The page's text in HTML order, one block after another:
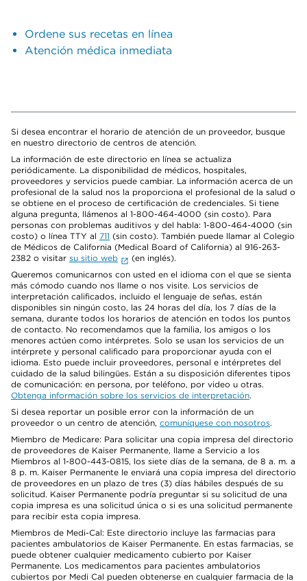
Ordene sus recetas en línea
Atención médica inmediata
Si desea encontrar el horario de atención de un proveedor, busque
en nuestro directorio de centros de atención.
La información de este directorio en línea se actualiza
periódicamente. La disponibilidad de médicos, hospitales,
proveedores y servicios puede cambiar. La información acerca de un
profesional de la salud nos la proporciona el profesional de la salud o
se obtiene en el proceso de certificación de credenciales. Si tiene
alguna pregunta, llámenos al 1-800-464-4000 (sin costo). Para
personas con problemas auditivos y del habla: 1-800-464-4000 (sin
costo) o línea TTY al 711 (sin costo). También puede llamar al Colegio
de Médicos de California (Medical Board of California) al 916-263-
2382 o visitar su sitio web
(en inglés).
Queremos comunicarnos con usted en el idioma con el que se sienta
más cómodo cuando nos llame o nos visite. Los servicios de
interpretación calificados, incluido el lenguaje de señas, están
disponibles sin ningún costo, las 24 horas del día, los 7 días de la
semana, durante todos los horarios de atención en todos los puntos
de contacto. No recomendamos que la familia, los amigos o los
menores actúen como intérpretes. Solo se usan los servicios de un
intérprete y personal calificado para proporcionar ayuda con el
idioma. Esto puede incluir proveedores, personal e intérpretes del
cuidado de la salud bilingües. Están a su disposición diferentes tipos
de comunicación: en persona, por teléfono, por video u otras.
Obtenga información sobre los servicios de interpretación.
Si desea reportar un posible error con la información de un
proveedor o un centro de atención, comuníquese con nosotros.
Miembro de Medicare: Para solicitar una copia impresa del directorio
de proveedores de Kaiser Permanente, llame a Servicio a los
Miembros al 1-800-443-0815, los siete días de la semana, de 8 a. m. a
8 p. m. Kaiser Permanente le enviará una copia impresa del directorio
de proveedores en un plazo de tres (3) días hábiles después de su
solicitud. Kaiser Permanente podría preguntar si su solicitud de una
copia impresa es una solicitud única o si es una solicitud permanente
para recibir esta copia impresa.
Miembros de Medi-Cal: Este directorio incluye las farmacias para
pacientes ambulatorios de Kaiser Permanente. En estas farmacias, se
puede obtener cualquier medicamento cubierto por Kaiser
Permanente. Los medicamentos para pacientes ambulatorios
cubiertos por Medi Cal pueden obtenerse en cualquier farmacia de la